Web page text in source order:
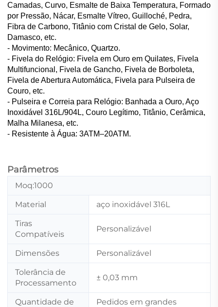
Camadas, Curvo, Esmalte de Baixa Temperatura, Formado
por Pressão, Nácar, Esmalte Vítreo, Guilloché, Pedra,
Fibra de Carbono, Titânio com Cristal de Gelo, Solar,
Damasco, etc.
- Movimento: Mecânico, Quartzo.
- Fivela do Relógio: Fivela em Ouro em Quilates, Fivela
Multifuncional, Fivela de Gancho, Fivela de Borboleta,
Fivela de Abertura Automática, Fivela para Pulseira de
Couro, etc.
- Pulseira e Correia para Relógio: Banhada a Ouro, Aço
Inoxidável 316L/904L, Couro Legítimo, Titânio, Cerâmica,
Malha Milanesa, etc.
- Resistente à Água: 3ATM–20ATM.
Parâmetros
Moq:1000
Material aço inoxidável 316L
Tiras
Compatíveis
Personalizável
Dimensões Personalizável
Tolerância de
Processamento
± 0,03 mm
Quantidade de
Pedidos em grandes